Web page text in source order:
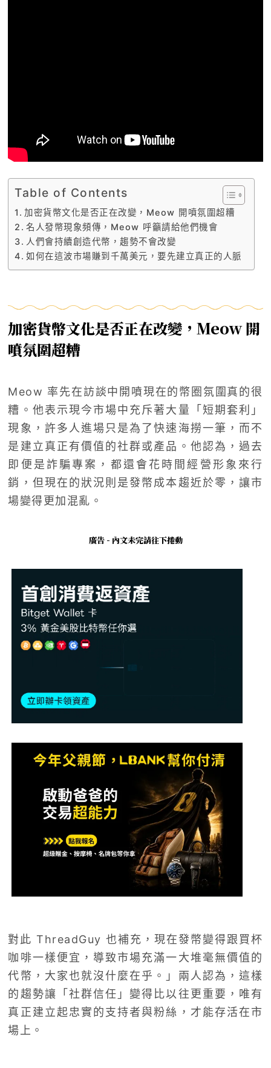
Table of Contents
加密貨幣文化是否正在改變，Meow 開噴氛圍超糟
名人發幣現象頻傳，Meow 呼籲請給他們機會
人們會持續創造代幣，趨勢不會改變
如何在這波市場賺到千萬美元，要先建立真正的人脈
加密貨幣文化是否正在改變，Meow 開
噴氛圍超糟
Meow 率先在訪談中開噴現在的幣圈氛圍真的很
糟。他表示現今市場中充斥著大量「短期套利」
現象，許多人進場只是為了快速海撈一筆，而不
是建立真正有價值的社群或產品。他認為，過去
即便是詐騙專案，都還會花時間經營形象來行
銷，但現在的狀況則是發幣成本趨近於零，讓市
場變得更加混亂。
廣告 - 內文未完請往下捲動
對此 ThreadGuy 也補充，現在發幣變得跟買杯
咖啡一樣便宜，導致市場充滿一大堆毫無價值的
代幣，大家也就沒什麼在乎。」兩人認為，這樣
的趨勢讓「社群信任」變得比以往更重要，唯有
真正建立起忠實的支持者與粉絲，才能存活在市
場上。